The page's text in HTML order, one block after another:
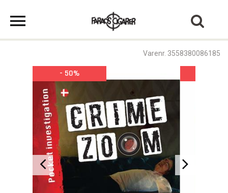
Varenr. 3558380086185
- 50%